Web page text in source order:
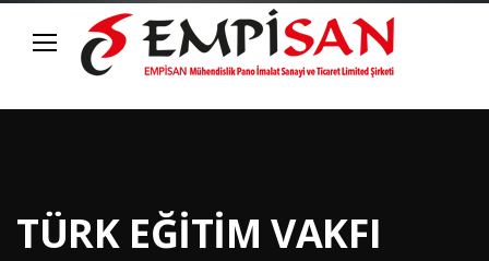
TÜRK EĞİTİM VAKFI